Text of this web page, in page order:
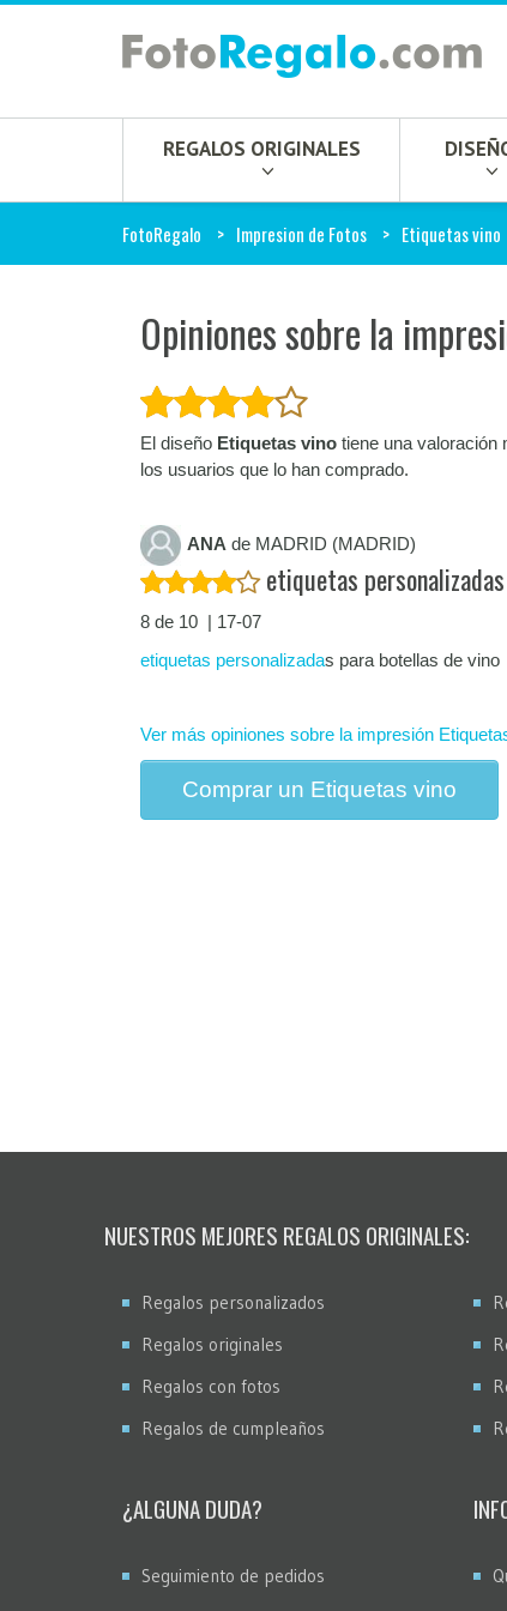
REGALOS ORIGINALES
FotoRegalo Impresion de Fotos Etiquetas vino
Opiniones sobre la
El diseño Etiquetas vino tiene una valoración
los usuarios que lo han comprado.
ANA de MADRID (MADRID)
etiquetas
8 de 10 | 17-07
etiquetas personalizadas para botellas de vino
Ver más opiniones sobre la impresión
Comprar un Etiquetas vino
NUESTROS MEJORES REGALOS ORIGINALES:
Regalos personalizados
Regalos originales
Regalos con fotos
Regalos de cumpleaños
¿ALGUNA DUDA?
Seguimiento de pedidos